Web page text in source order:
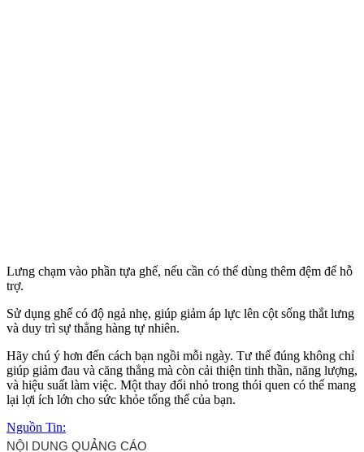
Lưng chạm vào phần tựa ghế, nếu cần có thể dùng thêm đệm để hỗ
trợ.
Sử dụng ghế có độ ngả nhẹ, giúp giảm áp lực lên cột sống thắt lưng
và duy trì sự thẳng hàng tự nhiên.
Hãy chú ý hơn đến cách bạn ngồi mỗi ngày. Tư thế đúng không chỉ
giúp giảm đau và căng thẳng mà còn cải thiện tinh thần, năng lượng,
và hiệu suất làm việc. Một thay đổi nhỏ trong thói quen có thể mang
lại lợi ích lớn cho sức khỏe tổng thể của bạn.
Nguồn Tin: